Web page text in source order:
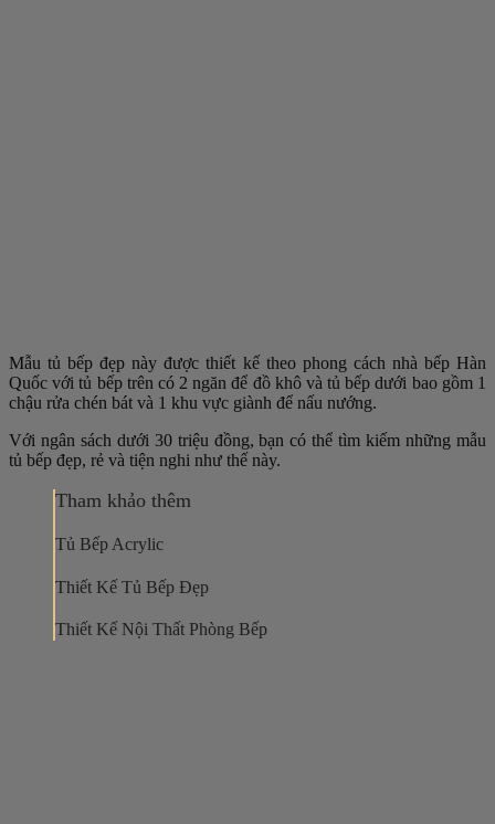
Mẫu tủ bếp đẹp này được thiết kế theo phong cách nhà bếp Hàn
Quốc với tủ bếp trên có 2 ngăn để đồ khô và tủ bếp dưới bao gồm 1
chậu rửa chén bát và 1 khu vực giành để nấu nướng.
Với ngân sách dưới 30 triệu đồng, bạn có thể tìm kiếm những mẫu
tủ bếp đẹp, rẻ và tiện nghi như thế này.
Tham khảo thêm
Tủ Bếp Acrylic
Thiết Kế Tủ Bếp Đẹp
Thiết Kế Nội Thất Phòng Bếp